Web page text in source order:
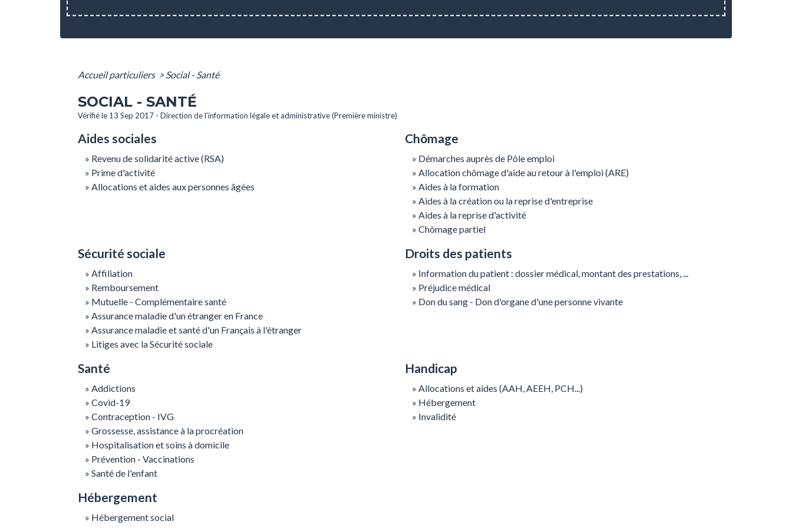
Accueil particuliers > Social - Santé
SOCIAL - SANTÉ
Vérifié le 13 Sep 2017 - Direction de l'information légale et administrative (Première ministre)
Aides sociales
Revenu de solidarité active (RSA)
Prime d'activité
Allocations et aides aux personnes âgées
Chômage
Démarches auprès de Pôle emploi
Allocation chômage d'aide au retour à l'emploi (ARE)
Aides à la formation
Aides à la création ou la reprise d'entreprise
Aides à la reprise d'activité
Chômage partiel
Sécurité sociale
Affiliation
Remboursement
Mutuelle - Complémentaire santé
Assurance maladie d'un étranger en France
Assurance maladie et santé d'un Français à l'étranger
Litiges avec la Sécurité sociale
Droits des patients
Information du patient : dossier médical, montant des prestations, ...
Préjudice médical
Don du sang - Don d'organe d'une personne vivante
Santé
Addictions
Covid-19
Contraception - IVG
Grossesse, assistance à la procréation
Hospitalisation et soins à domicile
Prévention - Vaccinations
Santé de l'enfant
Handicap
Allocations et aides (AAH, AEEH, PCH...)
Hébergement
Invalidité
Hébergement
Hébergement social